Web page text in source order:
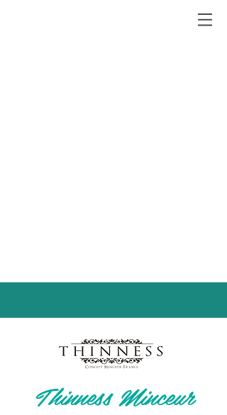
Thinness Minceur